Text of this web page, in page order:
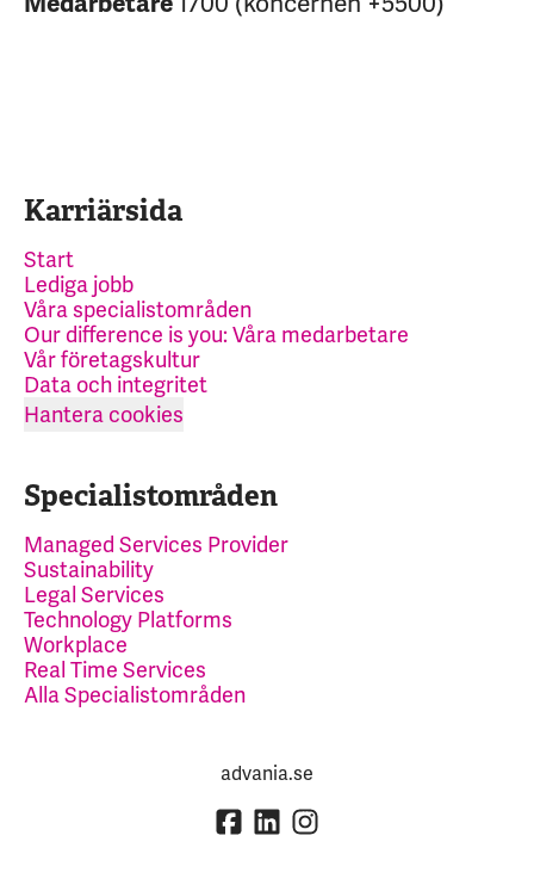
Karriärsida
Start
Lediga jobb
Våra specialistområden
Our difference is you: Våra medarbetare
Vår företagskultur
Data och integritet
Hantera cookies
Specialistområden
Managed Services Provider
Sustainability
Legal Services
Technology Platforms
Workplace
Real Time Services
Alla Specialistområden
advania.se